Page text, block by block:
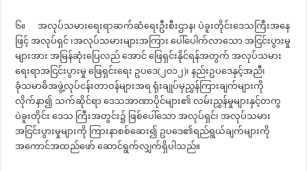
၆။ အလုပ်သမားရေးရာဆက်ဆံရေးဦးစီးဌာန၊ ပဲခူးတိုင်းဒေသကြီးအနေ
ဖြင့် အလုပ်ရှင် ၊အလုပ်သမားများအကြား ပေါ်ပေါက်လာသော အငြင်းပွားမှု
များအား အမြန်ဆုံးပြေလည် အောင် ဖြေရှင်းနိုင်ရန်အတွက် အလုပ်သမား
ရေးရာအငြင်းပွားမှု ဖြေရှင်းရေး ဥပဒေ(၂၀၁၂)၊ နည်းဥပဒေနှင့်အညီ၊
ခုံသမာဓိအဖွဲ့လုပ်ငန်းတာဝန်များအရ ရုံးချုပ်မှညွှန်ကြားချက်များကို
လိုက်နာ၍ သက်ဆိုင်ရာ ဒေသအာဏာပိုင်များ၏ လမ်းညွှန်မှုများနှင့်တကွ
ပဲခူးတိုင်း ဒေသ ကြီးအတွင်း၌ ဖြစ်ပေါ်သော အလုပ်ရှင်၊ အလုပ်သမား
အငြင်းပွားမှုများကို ကြားနာစစ်ဆေး၍ ဥပဒေ၏ရည်ရွယ်ချက်များကို
အကောင်အထည်ဖော် ဆောင်ရွက်လျှက်ရှိပါသည်။